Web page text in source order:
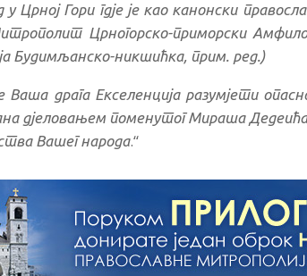
Црној Гори гдје је као канонски
Црногорско-приморски
Будимљанско-никшићка, прим. ред.)
Ваша драга Екселенција разумјети
дјеловањем поменутог Мираша
Вашег народа.“